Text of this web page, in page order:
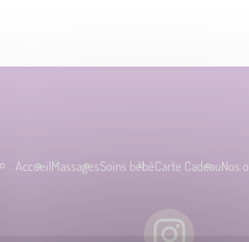
AccueilMassagesSoins bébéCarte CadeauNos